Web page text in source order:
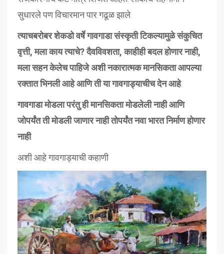
सुधारले पण विचारमान पार गढूळ झाले.
त्याचबरोबर शेकडो वर्षे गावगाडा संस्कृती टिकल्यामुळे संकुचित
वृत्ती, मला काय त्याचे? दैवविवशता, काहीही बदल होणार नाही,
मला सहन केलेच पाहिजे अशी नकारात्मक मानसिकता आपल्या
रक्तात भिनली आहे आणि ती या गावगाड्याचीच देन आहे.
गावगाडा मोडला परंतु ही मानसिकता मोडलेली नाही आणि
जोपर्यंत ती मोडली जाणार नाही तोपर्यंत नवा भारत निर्माण होणार
नाही.
अशी आहे गावगाड्याची कहाणी